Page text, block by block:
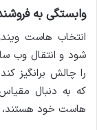
وابستگی به
انتخاب هاست
شود و انتقال وب
را چالش برانگیز
که به دنبال
هاست خود هستند،